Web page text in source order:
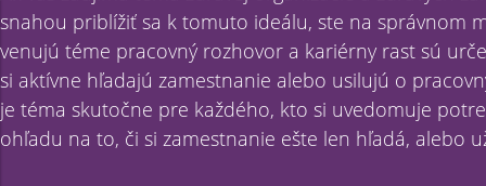
snahou priblížiť sa k tomuto ideálu, ste na správnom
venujú téme pracovný rozhovor a kariérny rast sú
si aktívne hľadajú zamestnanie alebo usilujú o
je téma skutočne pre každého, kto si uvedomuje
ohľadu na to, či si zamestnanie ešte len hľadá, alebo